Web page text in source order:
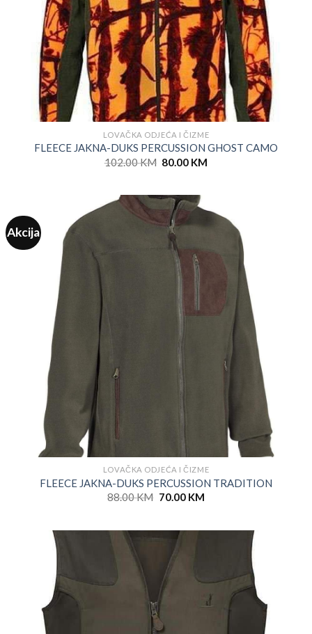
LOVAČKA ODJEĆA I ČIZME
FLEECE JAKNA-DUKS PERCUSSION GHOST CAMO
102.00KM Original
80.00 KM
Akcija
LOVAČKA ODJEĆA I ČIZME
FLEECE JAKNA-DUKS PERCUSSION TRADITION
88.00KM Original
70.00 KMCurrent